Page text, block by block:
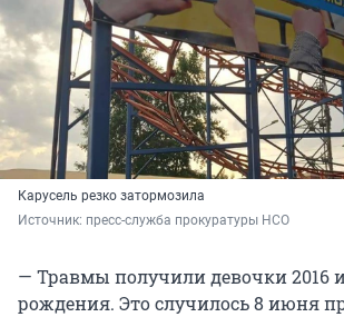
Карусель резко затормозила
Источник: пресс-служба прокуратуры НСО
— Травмы получили девочки 2016 и
рождения. Это случилось 8 июня